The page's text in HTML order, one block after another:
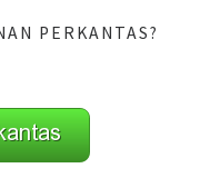
PERKANTAS?